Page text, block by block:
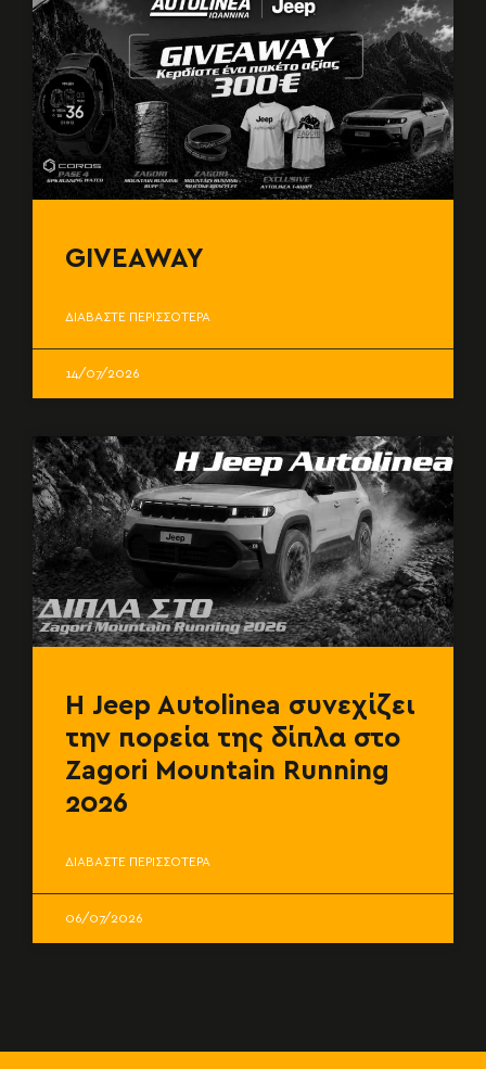
GIVEAWAY
ΔΙΑΒΑΣΤΕ ΠΕΡΙΣΣΟΤΕΡΑ
14/07/2026
Η Jeep Autolinea συνεχίζει
την πορεία της δίπλα στο
Zagori Mountain Running
2026
ΔΙΑΒΑΣΤΕ ΠΕΡΙΣΣΟΤΕΡΑ
06/07/2026